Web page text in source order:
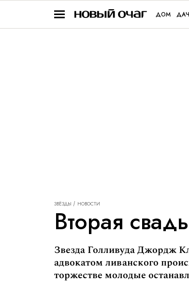
ДОМ
ЗВЁЗДЫ НОВОСТИ
Вторая
Звезда Голливуда Джордж
адвокатом ливанского
торжестве молодые